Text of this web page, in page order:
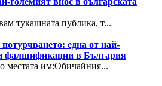
тукашната публика, т...
една от най-
фалшификации в България
местата им:Обичайния...